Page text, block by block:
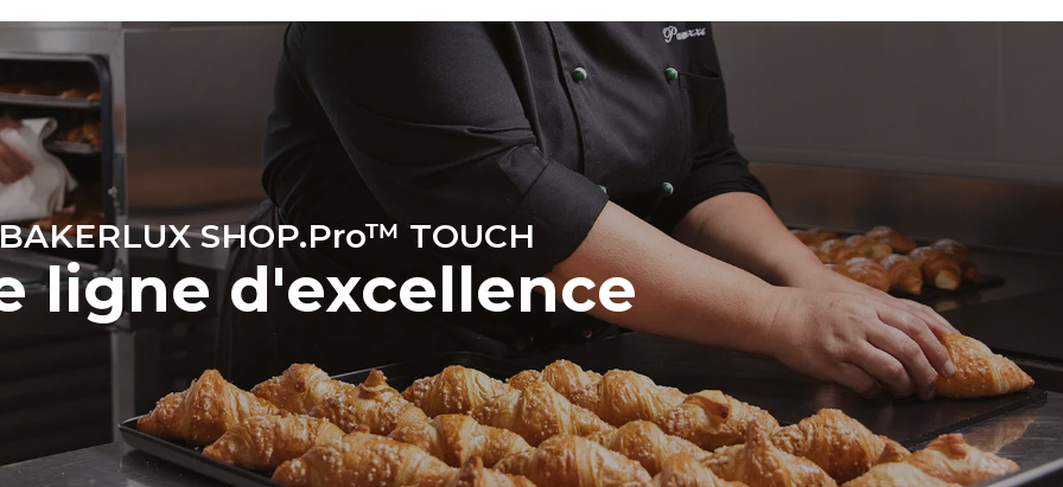
réseau énergétique auquel il est connecté;
ces dernières peuvent être éliminées en
choisissant d'acheter de l'énergie produite
à partir de sources renouvelables.
SHOP.Pro™ TOUCH
ligne d'excellence